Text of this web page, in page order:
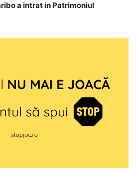
a intrat in Patrimoniul